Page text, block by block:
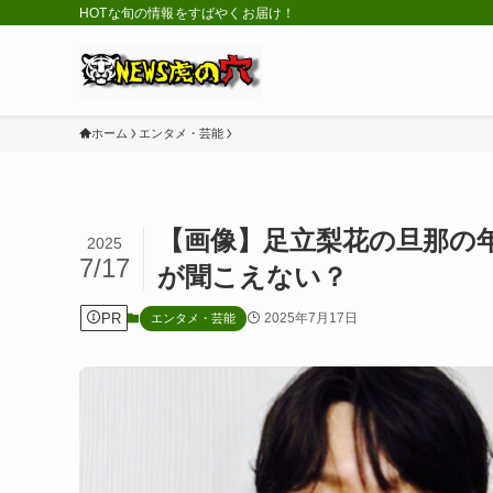
HOTな旬の情報をすばやくお届け！
ホーム エンタメ・芸能
【画像】足立梨花の旦那
が聞こえない？
2025
7/17
PR エンタメ・芸能 2025年7月17日